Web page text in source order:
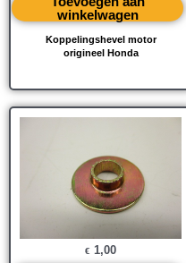
Koppelingshevel motor
origineel Honda
winkelwagen
€ 1,00